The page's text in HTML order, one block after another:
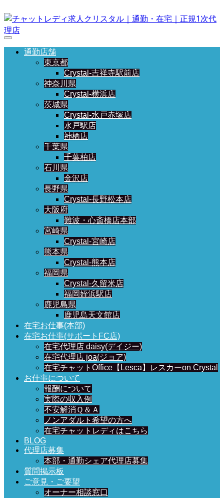
通勤店舗
東京都
Crystal-吉祥寺駅前店
神奈川県
Crystal-横浜店
茨城県
Crystal-水戸赤塚店
水戸駅店
神栖店
千葉県
千葉柏店
石川県
金沢店
長野県
Crystal-長野松本店
大阪府
難波・心斎橋店本部
宮崎県
Crystal-宮崎店
熊本県
Crystal-熊本店
福岡県
Crystal-久留米店
福岡姪浜駅店
鹿児島県
鹿児島天文館店
在宅お仕事(本部)
在宅お仕事(サポートFC店)
在宅代理店 daisy(デイジー)
在宅代理店 joa(ジョア)
在宅チャットOffice【Lesca】レスカーon Crystal
お仕事について
報酬について
実際の収入例
不安解消Ｑ＆Ａ
ノンアダルト希望の方へ
在宅チャットレディはこちら
BLOG
代理店募集
本部・通勤シェア代理店募集
質問掲示板
ご意見・ご要望
オーナー相談窓口